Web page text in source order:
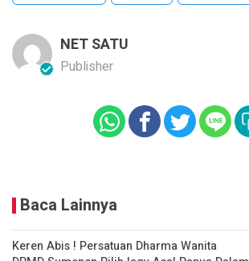
NET SATU
Publisher
Baca Lainnya
Keren Abis ! Persatuan Dharma Wanita